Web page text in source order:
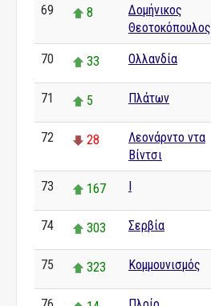
69 8
Δομήνικος
Θεοτοκόπουλος
70 33 Ολλανδία
71 5 Πλάτων
72 28
Λεονάρντο ντα
Βίντσι
73 167 I
74 303 Σερβία
75 323 Κομμουνισμός